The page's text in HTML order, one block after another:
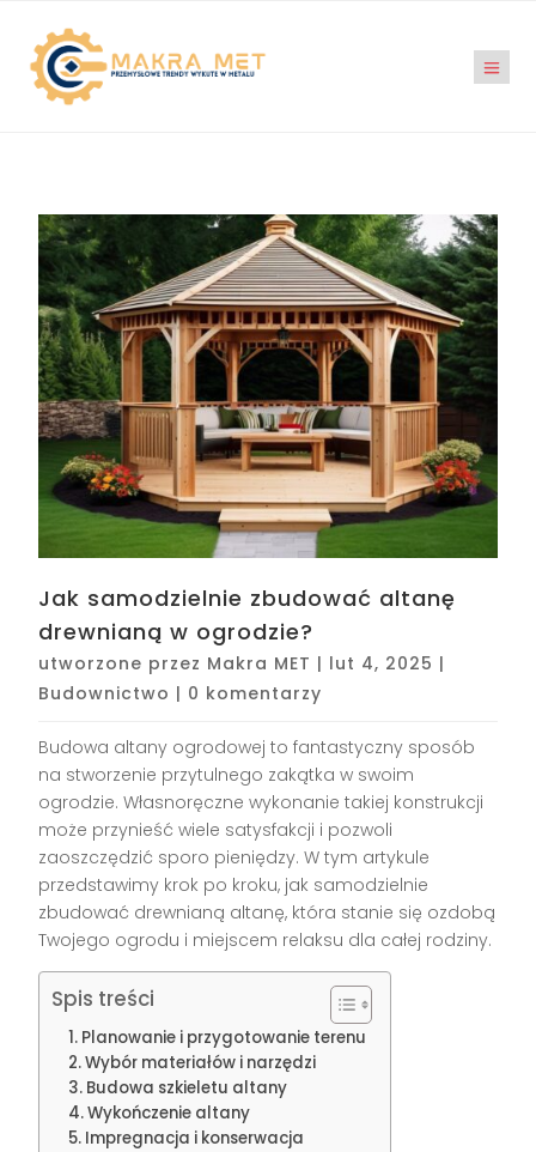
Jak samodzielnie zbudować altanę
drewnianą w ogrodzie?
utworzone przez Makra MET | lut 4, 2025 |
Budownictwo | 0 komentarzy
Budowa altany ogrodowej to fantastyczny sposób
na stworzenie przytulnego zakątka w swoim
ogrodzie. Własnoręczne wykonanie takiej konstrukcji
może przynieść wiele satysfakcji i pozwoli
zaoszczędzić sporo pieniędzy. W tym artykule
przedstawimy krok po kroku, jak samodzielnie
zbudować drewnianą altanę, która stanie się ozdobą
Twojego ogrodu i miejscem relaksu dla całej rodziny.
Spis treści
Planowanie i przygotowanie terenu
Wybór materiałów i narzędzi
Budowa szkieletu altany
Wykończenie altany
Impregnacja i konserwacja